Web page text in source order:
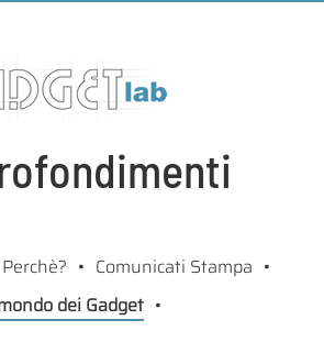
Perchè?
Comunicati Stampa
dei Gadget